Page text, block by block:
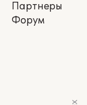
Партнеры
Форум